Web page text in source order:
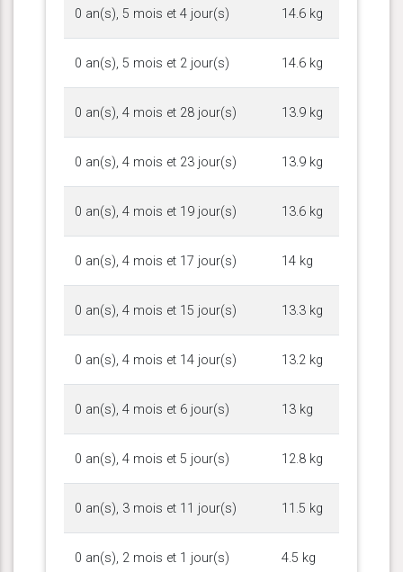
0 an(s), 5 mois et 4 jour(s) 14.6 kg
0 an(s), 5 mois et 2 jour(s) 14.6 kg
0 an(s), 4 mois et 28 jour(s) 13.9 kg
0 an(s), 4 mois et 23 jour(s) 13.9 kg
0 an(s), 4 mois et 19 jour(s) 13.6 kg
0 an(s), 4 mois et 17 jour(s) 14 kg
0 an(s), 4 mois et 15 jour(s) 13.3 kg
0 an(s), 4 mois et 14 jour(s) 13.2 kg
0 an(s), 4 mois et 6 jour(s) 13 kg
0 an(s), 4 mois et 5 jour(s) 12.8 kg
0 an(s), 3 mois et 11 jour(s) 11.5 kg
0 an(s), 2 mois et 1 jour(s) 4.5 kg